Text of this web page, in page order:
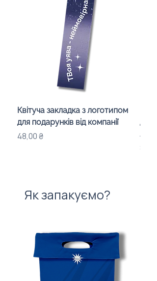
Квітуча закладка з логотипом
для подарунків від компанії
Ціна
48,00 ₴
для
Ціна
Як запакуємо?